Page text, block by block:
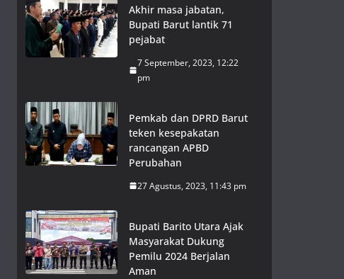
Akhir masa jabatan,
Bupati Barut lantik 71
pejabat
7 September, 2023, 12:22
pm
Pemkab dan DPRD Barut
teken kesepakatan
rancangan APBD
Perubahan
27 Agustus, 2023, 11:43 pm
Bupati Barito Utara Ajak
Masyarakat Dukung
Pemilu 2024 Berjalan
Aman